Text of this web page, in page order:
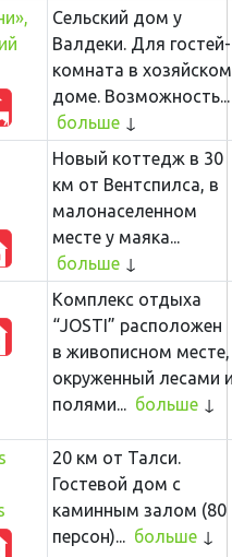
Сельский дом у
Валдеки. Для гостей-
комната в хозяйском
доме. Возможность...
больше
Новый коттедж в 30
км от Вентспилса, в
малонаселенном
месте у маяка...
больше
Комплекс отдыха
“JOSTI” расположен
в живописном месте,
окруженный лесами
полями... больше
20 км от Талси.
Гостевой дом с
каминным залом (80
персон)... больше